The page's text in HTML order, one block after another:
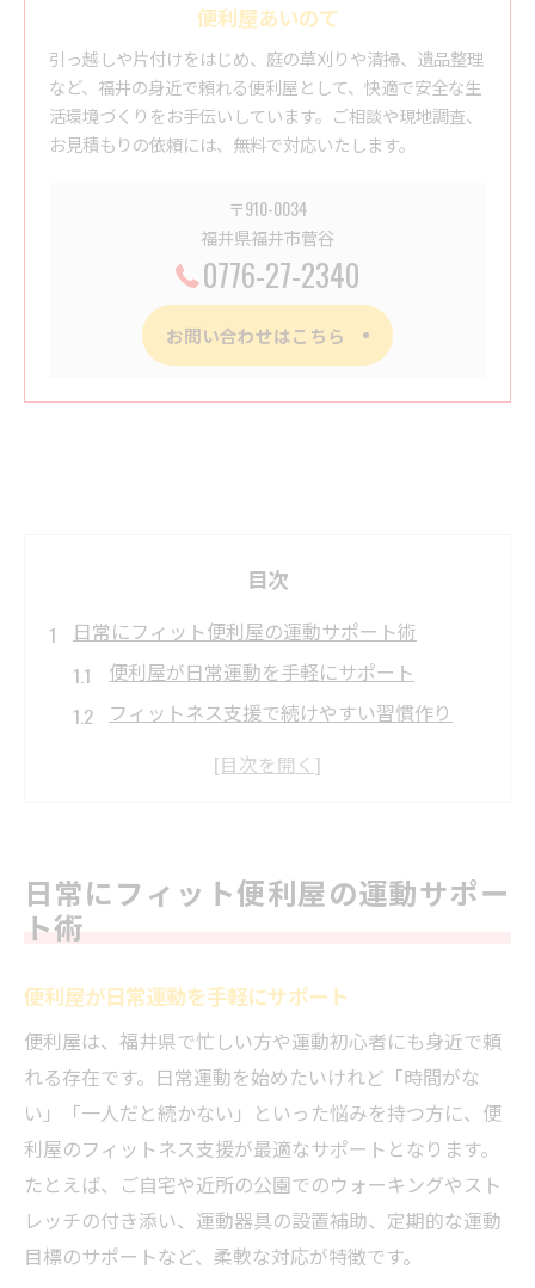
便利屋あいのて
引っ越しや片付けをはじめ、庭の草刈りや清掃、遺品整理
など、福井の身近で頼れる便利屋として、快適で安全な生
活環境づくりをお手伝いしています。ご相談や現地調査、
お見積もりの依頼には、無料で対応いたします。
〒910-0034
福井県福井市菅谷
0776-27-2340
お問い合わせはこちら
目次
日常にフィット便利屋の運動サポート術
便利屋が日常運動を手軽にサポート
フィットネス支援で続けやすい習慣作り
便利屋なら運動環境も柔軟に整えられる
忙しい方の健康維持に便利屋が強い味方
便利屋が忙しい方の運動を応援します
便利屋利用で短時間でも健康管理が可能
フィットネス支援が忙しい毎日に寄り添う
便利屋の柔軟サポートで健康維持を実現
福井で気軽に始めるフィットネス生活応援
福井で便利屋を活用した運動の始め方
便利屋が福井の健康生活を全面サポート
初めての方でも安心のフィットネス支援
日常にフィット便利屋の運動サポー
ト術
便利屋が日常運動を手軽にサポート
便利屋は、福井県で忙しい方や運動初心者にも身近で頼
れる存在です。日常運動を始めたいけれど「時間がな
い」「一人だと続かない」といった悩みを持つ方に、便
利屋のフィットネス支援が最適なサポートとなります。
たとえば、ご自宅や近所の公園でのウォーキングやスト
レッチの付き添い、運動器具の設置補助、定期的な運動
目標のサポートなど、柔軟な対応が特徴です。